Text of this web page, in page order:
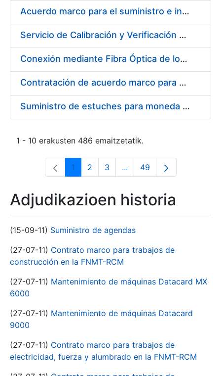
Acuerdo marco para el suministro e instalación de persianas, estores y otros complementos
Servicio de Calibración y Verificación Externa de los Equipos de Medición del Servicio de Prevención de la FNMT-RCM
Conexión mediante Fibra Óptica de los Centros de Proceso de Datos (CPDs) de las sedes de la FNMT-RCM de Burgos y Madrid
Contratación de acuerdo marco para el Suministro de Material de Electricidad para la Fábrica Nacional de Moneda y Timbre-Real Casa de la Moneda en su centro de trabajo de Burgos
Suministro de estuches para moneda de 30 €
1 - 10 erakusten 486 emaitzetatik.
Orrialdea
1 Orrialdea
2 Orrialdea
3 ...Intermediate Pages Use
Orrialdea
49
Adjudikazioen historia
(15-09-11) Suministro de agendas
(27-07-11) Contrato marco para trabajos de
construcción en la FNMT-RCM
(27-07-11) Mantenimiento de máquinas Datacard MX
6000
(27-07-11) Mantenimiento de máquinas Datacard
9000
(27-07-11) Contrato marco para trabajos de
electricidad, fuerza y alumbrado en la FNMT-RCM